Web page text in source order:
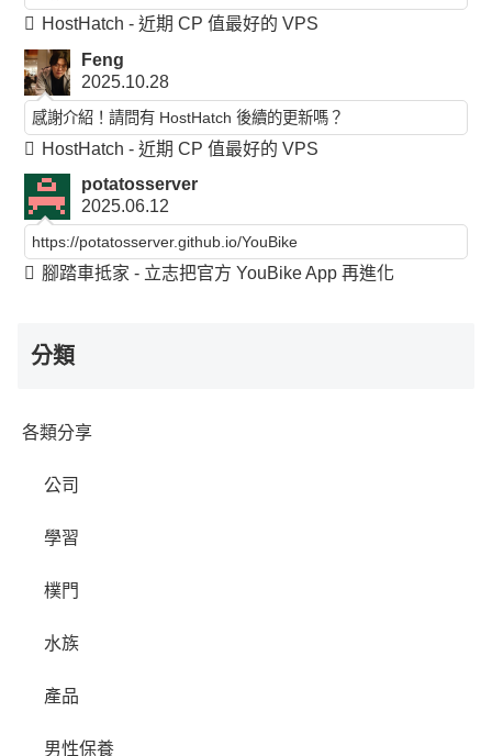
HostHatch - 近期 CP 值最好的 VPS
Feng
2025.10.28
感謝介紹！請問有 HostHatch 後續的更新嗎？
HostHatch - 近期 CP 值最好的 VPS
potatosserver
2025.06.12
https://potatosserver.github.io/YouBike
腳踏車抵家 - 立志把官方 YouBike App 再進化
分類
各類分享
公司
學習
樸門
水族
產品
男性保養